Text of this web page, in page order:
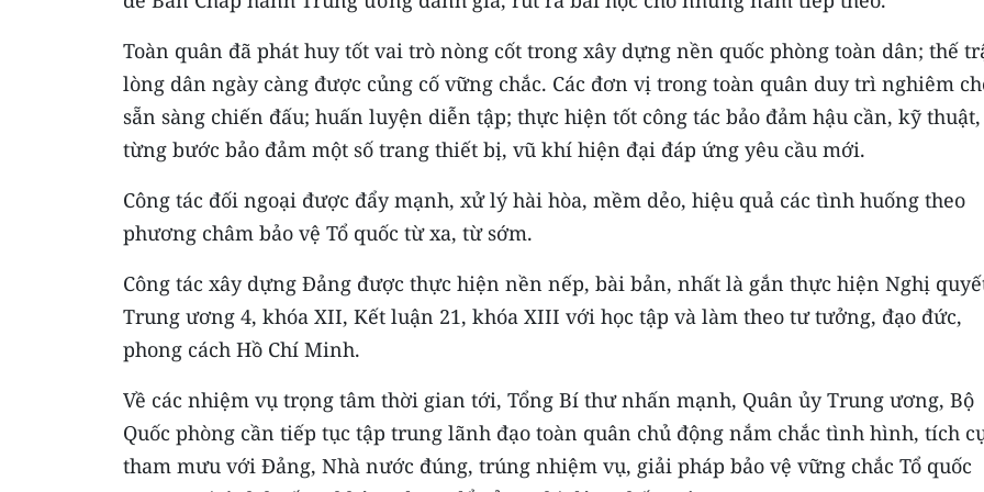
Toàn quân đã phát huy tốt vai trò nòng cốt trong xây dựng nền quốc phòng toàn dân; thế
lòng dân ngày càng được củng cố vững chắc. Các đơn vị trong toàn quân duy trì nghiêm
sẵn sàng chiến đấu; huấn luyện diễn tập; thực hiện tốt công tác bảo đảm hậu cần, kỹ thuật,
từng bước bảo đảm một số trang thiết bị, vũ khí hiện đại đáp ứng yêu cầu mới.
Công tác đối ngoại được đẩy mạnh, xử lý hài hòa, mềm dẻo, hiệu quả các tình huống theo
phương châm bảo vệ Tổ quốc từ xa, từ sớm.
Công tác xây dựng Đảng được thực hiện nền nếp, bài bản, nhất là gắn thực hiện Nghị
Trung ương 4, khóa XII, Kết luận 21, khóa XIII với học tập và làm theo tư tưởng, đạo đức,
phong cách Hồ Chí Minh.
Về các nhiệm vụ trọng tâm thời gian tới, Tổng Bí thư nhấn mạnh, Quân ủy Trung ương, Bộ
Quốc phòng cần tiếp tục tập trung lãnh đạo toàn quân chủ động nắm chắc tình hình, tích
tham mưu với Đảng, Nhà nước đúng, trúng nhiệm vụ, giải pháp bảo vệ vững chắc Tổ quốc